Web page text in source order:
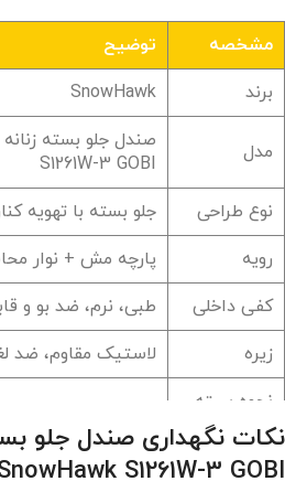
مشخصه
توضیح
برند
SnowHawk
مدل
S1261W-3 GOBI
نوع طراحی
جلو بسته با تهویه
رویه
پارچه مش + نوار
کفی داخلی
طبی، نرم، ضد بو و
زیره
لاستیک مقاوم، ضد
نحوه بسته
شدن
کاربرد
پیاده‌روی،
نکات نگهداری صندل جلو
S1261W-3 GOBI